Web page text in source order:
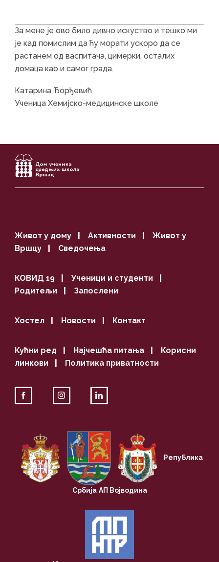
За мене је ово било дивно искуство и тешко ми
је кад помислим да ћу морати ускоро да се
растанем од васпитача, цимерки, осталих
домаца као и самог града.
Катарина Ђорђевић
Ученица Хемијско-медицинске школе
Живот у дому Активности
Живот у
Вршцу
Сведочења
КОВИД 19 |Ученици и студенти
Родитељи
Запослени
Хостел Новости Контакт
Кућни ред Најчешћа питања
Корисни
линкови
Политика приватности
Република
Србија АП Војводина